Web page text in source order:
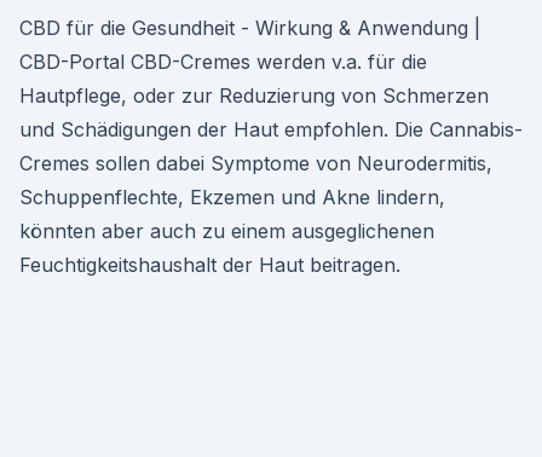
CBD für die Gesundheit - Wirkung & Anwendung |
CBD-Portal CBD-Cremes werden v.a. für die
Hautpflege, oder zur Reduzierung von Schmerzen
und Schädigungen der Haut empfohlen. Die Cannabis-
Cremes sollen dabei Symptome von Neurodermitis,
Schuppenflechte, Ekzemen und Akne lindern,
könnten aber auch zu einem ausgeglichenen
Feuchtigkeitshaushalt der Haut beitragen.